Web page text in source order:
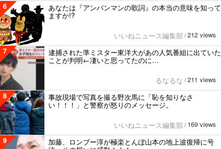
6
あなたは『アンパンマンの歌詞』の本当の意味を知って
ますか!?
いいねニュース編集部 / 212 views
7
逮捕された準ミスター東洋大があの人気番組に出ていた
ことが判明←凄いと思ってたのに…
るなるな / 211 views
8
事故現場で写真を撮る野次馬に「恥を知りなさ
い！！！」と警察が怒りのメッセージ。
いいねニュース編集部 / 169 views
9
加藤、ロンブー淳が極楽とんぼ山本の地上波復帰に号